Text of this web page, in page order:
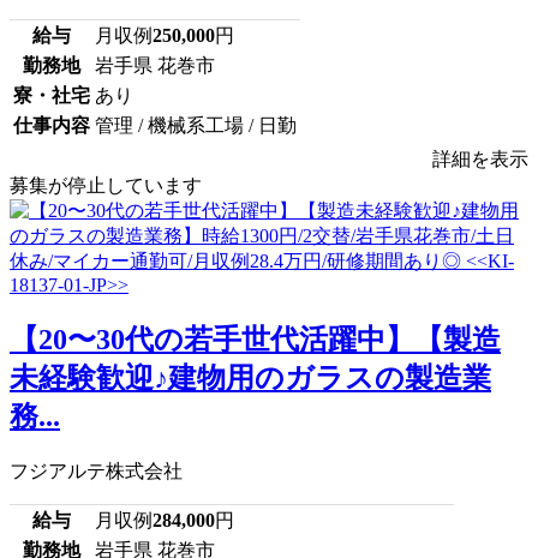
給与 月収例250,000円
勤務地
岩手県 花巻市
寮・社宅 あり
仕事内容 管理 / 機械系工場 / 日勤
詳細を表示
募集が停止しています
【20〜30代の若手世代活躍中】【製造
未経験歓迎♪建物用のガラスの製造業
務...
フジアルテ株式会社
給与 月収例284,000円
勤務地
岩手県 花巻市